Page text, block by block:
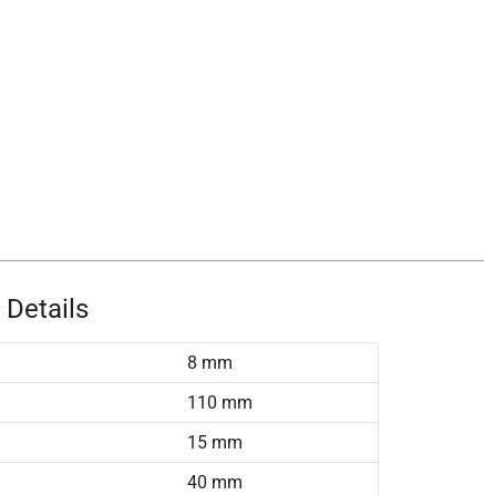
Details
8 mm
110 mm
15 mm
40 mm